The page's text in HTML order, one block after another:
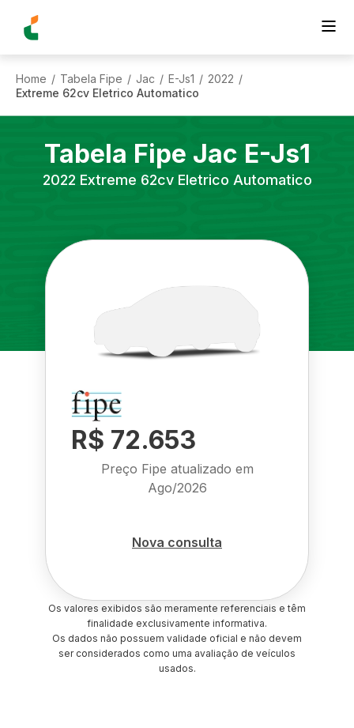
Home / Tabela Fipe / Jac / E-Js1 / 2022 /
Extreme 62cv Eletrico Automatico
Tabela Fipe Jac E-Js1
2022 Extreme 62cv Eletrico Automatico
R$ 72.653
Preço Fipe atualizado em
Ago/2026
Nova consulta
Os valores exibidos são meramente referenciais e têm
finalidade exclusivamente informativa.
Os dados não possuem validade oficial e não devem
ser considerados como uma avaliação de veículos
usados.